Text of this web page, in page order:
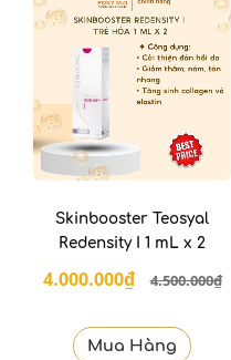
Skinbooster Teosyal
Redensity I 1 mL x 2
4.000.000₫ 4.500.000₫
Mua Hàng